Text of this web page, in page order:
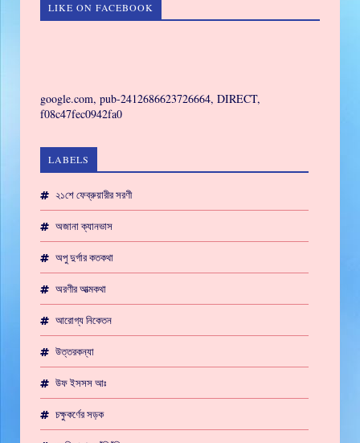
LIKE ON FACEBOOK
google.com, pub-2412686623726664, DIRECT,
f08c47fec0942fa0
LABELS
২১শে ফেব্রুয়ারীর সরণী
অজানা ক্যানভাস
অপু দুর্গার কতকথা
অরণীর আত্মকথা
আরোগ্য নিকেতন
উত্তরকন্যা
উফ ইসসস আঃ
চক্ষুকর্ণের সড়ক